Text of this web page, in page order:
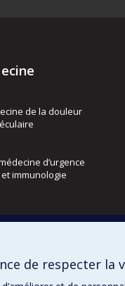
de la douleur
d’urgence
immunologie
de respecter la